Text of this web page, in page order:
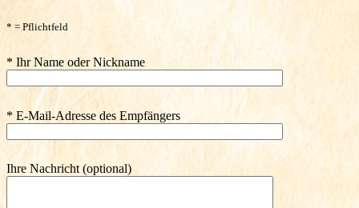
* = Pflichtfeld
* Ihr Name oder Nickname
* E-Mail-Adresse des Empfängers
Ihre Nachricht (optional)